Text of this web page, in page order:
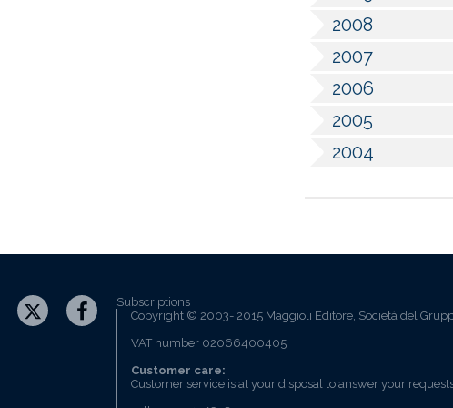
2008
2007
2006
2005
2004
Subscriptions
Copyright © 2003- 2015 Maggioli Editore, Società del
VAT number 02066400405
Customer care:
Customer service is at your disposal to answer your